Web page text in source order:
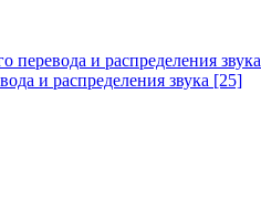
и распределения звука
и распределения звука [25]